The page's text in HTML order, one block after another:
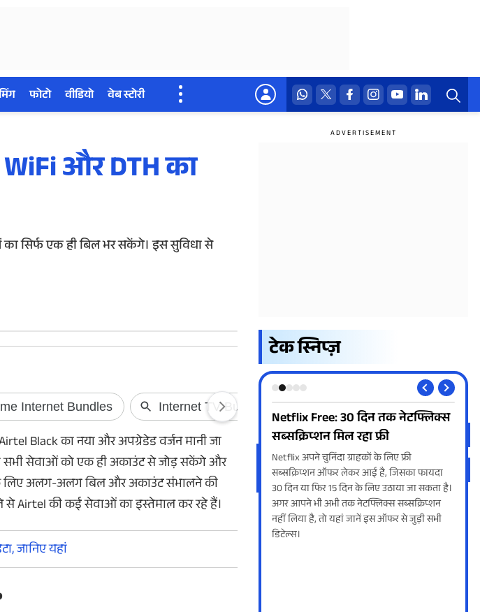
फोटो वीडियो वेब स्टोरी
और DTH का
सिर्फ एक ही बिल भर सकेंगे। इस सुविधा से
Black का नया और अपग्रेडेड वर्जन मानी जा
सभी सेवाओं को एक ही अकाउंट से जोड़ सकेंगे और
के लिए अलग-अलग बिल और अकाउंट संभालने की
से Airtel की कई सेवाओं का इस्तेमाल कर रहे हैं।
जानिए यहां
टेक स्निप्ज़
घर नहीं पहुंचा SIR फॉर्म? ऐसे करें
Online डाउनलोड
SIR Form Download: अगर अभी तक BLO ने SIR
फॉर्म नहीं भेजा है... तो आपको और इंतजार करने की
जरूरत नहीं है। आप घर बैठे ऑनलाइन फॉर्म को
डाउनलोड भी कर सकते हैं। यहां जानें कैसे।
Netflix Free: 30 दिन तक नेटफ्लिक्स
सब्सक्रिप्शन मिल रहा फ्री
Netflix अपने चुनिंदा ग्राहकों के लिए फ्री
सब्सक्रिप्शन ऑफर लेकर आई है, जिसका फायदा
30 दिन या फिर 15 दिन के लिए उठाया जा सकता है।
अगर आपने भी अभी तक नेटफ्लिक्स सब्सक्रिप्शन
नहीं लिया है, तो यहां जानें इस ऑफर से जुड़ी सभी
डिटेल्स।